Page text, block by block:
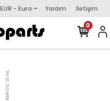
EUR - Euro Yardım İletişim
0